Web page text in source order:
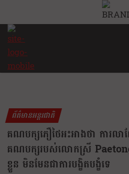
ព័ត៌មានអន្តរជាតិ
គណបក្សភឿថៃអះអាងថា ការល
គណបក្សរបស់លោកស្រី
ខ្លួន មិនមែនជាការបង្ខិតបង្ខំទេ